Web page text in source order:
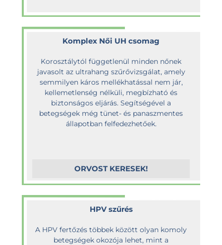
Komplex Női UH csomag
Korosztálytól függetlenül minden nőnek
javasolt az ultrahang szűrővizsgálat, amely
semmilyen káros mellékhatással nem jár,
kellemetlenség nélküli, megbízható és
biztonságos eljárás. Segítségével a
betegségek még tünet- és panaszmentes
állapotban felfedezhetőek.
ORVOST KERESEK!
HPV szűrés
A HPV fertőzés többek között olyan komoly
betegségek okozója lehet, mint a